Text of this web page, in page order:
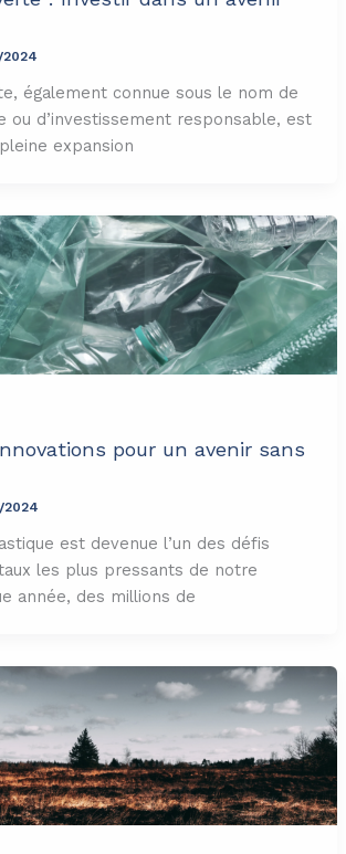
2024
également connue sous le nom de
ou d’investissement responsable, est
expansion
pour un avenir sans
2024
est devenue l’un des défis
les plus pressants de notre
année, des millions de